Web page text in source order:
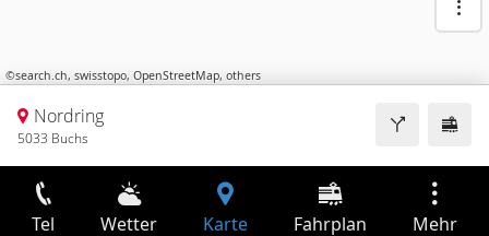
©search.ch, swisstopo, OpenStreetMap, others
Nordring
5033 Buchs
Tel Wetter Karte Fahrplan Mehr